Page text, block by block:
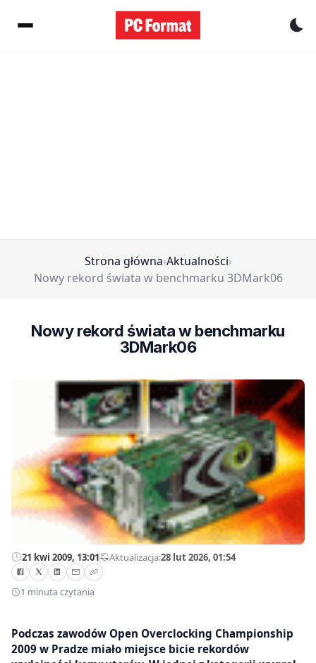
Strona główna›Aktualności›
Nowy rekord świata w benchmarku 3DMark06
Nowy rekord świata w benchmarku
3DMark06
21 kwi 2009, 13:01—Aktualizacja:28 lut 2026, 01:54
1 minuta czytania
Podczas zawodów Open Overclocking Championship
2009 w Pradze miało miejsce bicie rekordów